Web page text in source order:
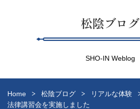
松陰ブログ
SHO-IN Weblog
Home 松陰ブログ リアルな体験
法律講習会を実施しました